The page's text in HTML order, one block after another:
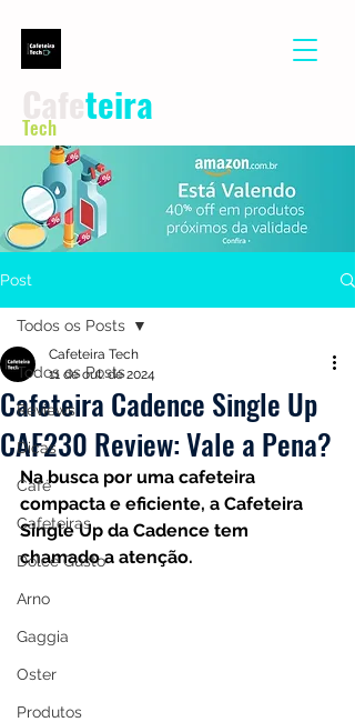
teira
Tech
Post
Todos os Posts
Reviews
Dicas
Café
Cafeteiras
Dolce Gusto
Arno
Gaggia
Oster
Produtos
Todos os Posts
Cafeteira Cadence Single Up
CAF230 Review: Vale a Pena?
Cafeteira Tech
11 de out. de 2024
Na busca por uma cafeteira
compacta e eficiente, a Cafeteira
Single Up da Cadence tem
chamado a atenção.